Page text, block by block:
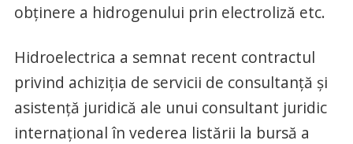
obţinere a hidrogenului prin electroliză etc.
Hidroelectrica a semnat recent contractul
privind achiziţia de servicii de consultanţă şi
asistenţă juridică ale unui consultant juridic
internaţional în vederea listării la bursă a